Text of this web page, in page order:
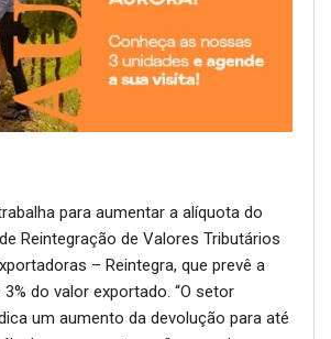
para aumentar a alíquota do
Reintegração de Valores Tributários
– Reintegra, que prevê a
do valor exportado. “O setor
um aumento da devolução para até